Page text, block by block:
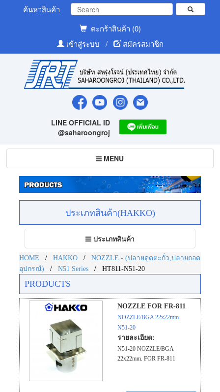
ค้นหาสินค้า
ตะกร้าสินค้า (0)
เข้าสู่ระบบ
/ สมัครสมาชิก
LINE OFFICIAL ID
@saharoongroj
Toggle
navigation
MENU
ประเภทสินค้า(HAKKO)
Toggle
navigation
ประเภทสินค้า
HOME / HAKKO /
NOZZLE - (ปลายดูดตะกั่ว,ปลายถอด
อุปกรณ์)
/ N51 Series / HT811-N51-20
PRODUCTS
NOZZLE FOR FR-811
NOZZLE/BGA 22x22mm.
N51-20
รายละเอียด:
N51-20 NOZZLE/BGA
22x22mm. FOR FR-811